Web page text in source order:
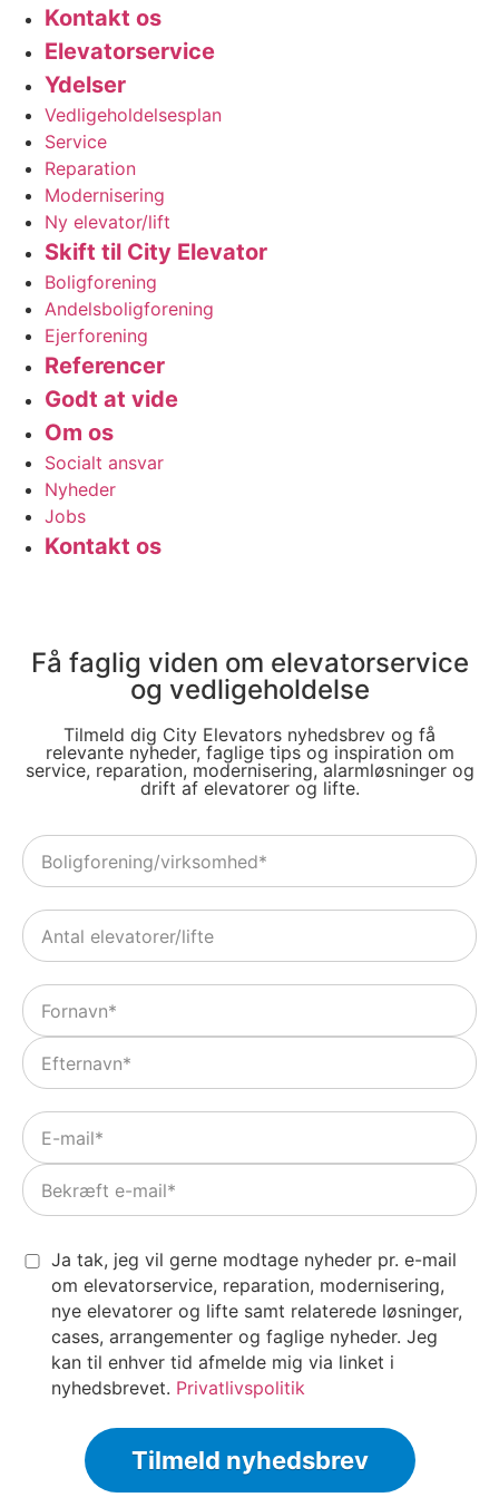
Kontakt os
Elevatorservice
Ydelser
Vedligeholdelsesplan
Service
Reparation
Modernisering
Ny elevator/lift
Skift til City Elevator
Boligforening
Andelsboligforening
Ejerforening
Referencer
Godt at vide
Om os
Socialt ansvar
Nyheder
Jobs
Kontakt os
Få faglig viden om elevatorservice
og vedligeholdelse
Tilmeld dig City Elevators nyhedsbrev og få
relevante nyheder, faglige tips og inspiration om
service, reparation, modernisering, alarmløsninger og
drift af elevatorer og lifte.
Boligforening/virksomhed**
Number
Name
Email
Nyhedsbrev
samtykke*
Ja tak, jeg vil gerne modtage nyheder pr. e-mail
om elevatorservice, reparation, modernisering,
nye elevatorer og lifte samt relaterede løsninger,
cases, arrangementer og faglige nyheder. Jeg
kan til enhver tid afmelde mig via linket i
nyhedsbrevet. Privatlivspolitik
Tilmeld nyhedsbrev